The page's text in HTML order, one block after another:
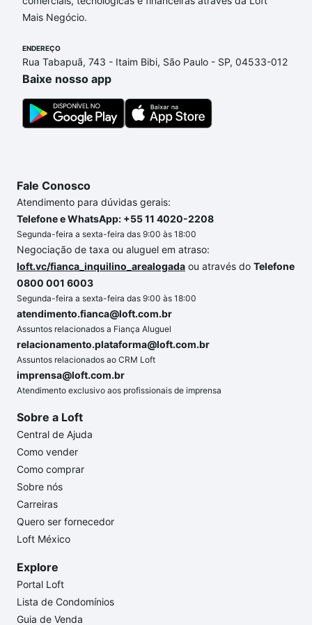
podem se adequar ao seu orçamento. Se ainda tem
de compra, veja em nosso portal
comprar um apartamento e conte com a gente para
comprar o imóvel dos seus sonhos com segurança e
conforto. Loft, com você até as chaves.
Mais Negócio.
ENDEREÇO
Rua Tabapuã, 743 - Itaim Bibi, São Paulo - SP, 04533-012
Baixe nosso app
Fale Conosco
Atendimento para dúvidas gerais:
Telefone e WhatsApp: +55 11 4020-2208
Segunda-feira a sexta-feira das 9:00 às 18:00
Negociação de taxa ou aluguel em atraso:
loft.vc/fianca_inquilino_arealogada ou através do Telefone
0800 001 6003
Segunda-feira a sexta-feira das 9:00 às 18:00
atendimento.fianca@loft.com.br
Assuntos relacionados a Fiança Aluguel
relacionamento.plataforma@loft.com.br
Assuntos relacionados ao CRM Loft
imprensa@loft.com.br
Atendimento exclusivo aos profissionais de imprensa
Sobre a Loft
Central de Ajuda
Como vender
Como comprar
Sobre nós
Carreiras
Quero ser fornecedor
Loft México
Explore
Portal Loft
Lista de Condomínios
Guia de Venda